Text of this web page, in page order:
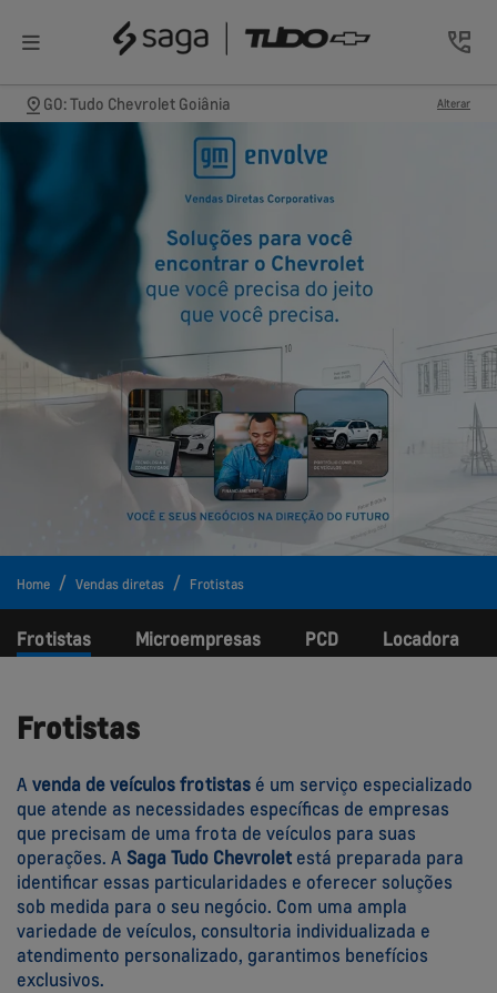
GO: Tudo Chevrolet Goiânia Alterar
Home Vendas diretas Frotistas
Microempresas PCD Locadora
Frotistas
Frotistas
Avenda de veículos frotistas é um serviço especializado
que atende as necessidades específicas de empresas
que precisam de uma frota de veículos para suas
operações. ASaga Tudo Chevrolet está preparada para
identificar essas particularidades e oferecer soluções
sob medida para o seu negócio. Com uma ampla
variedade de veículos, consultoria individualizada e
atendimento personalizado, garantimos benefícios
exclusivos.